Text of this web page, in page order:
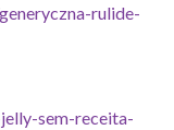
rulide-
sem-receita-